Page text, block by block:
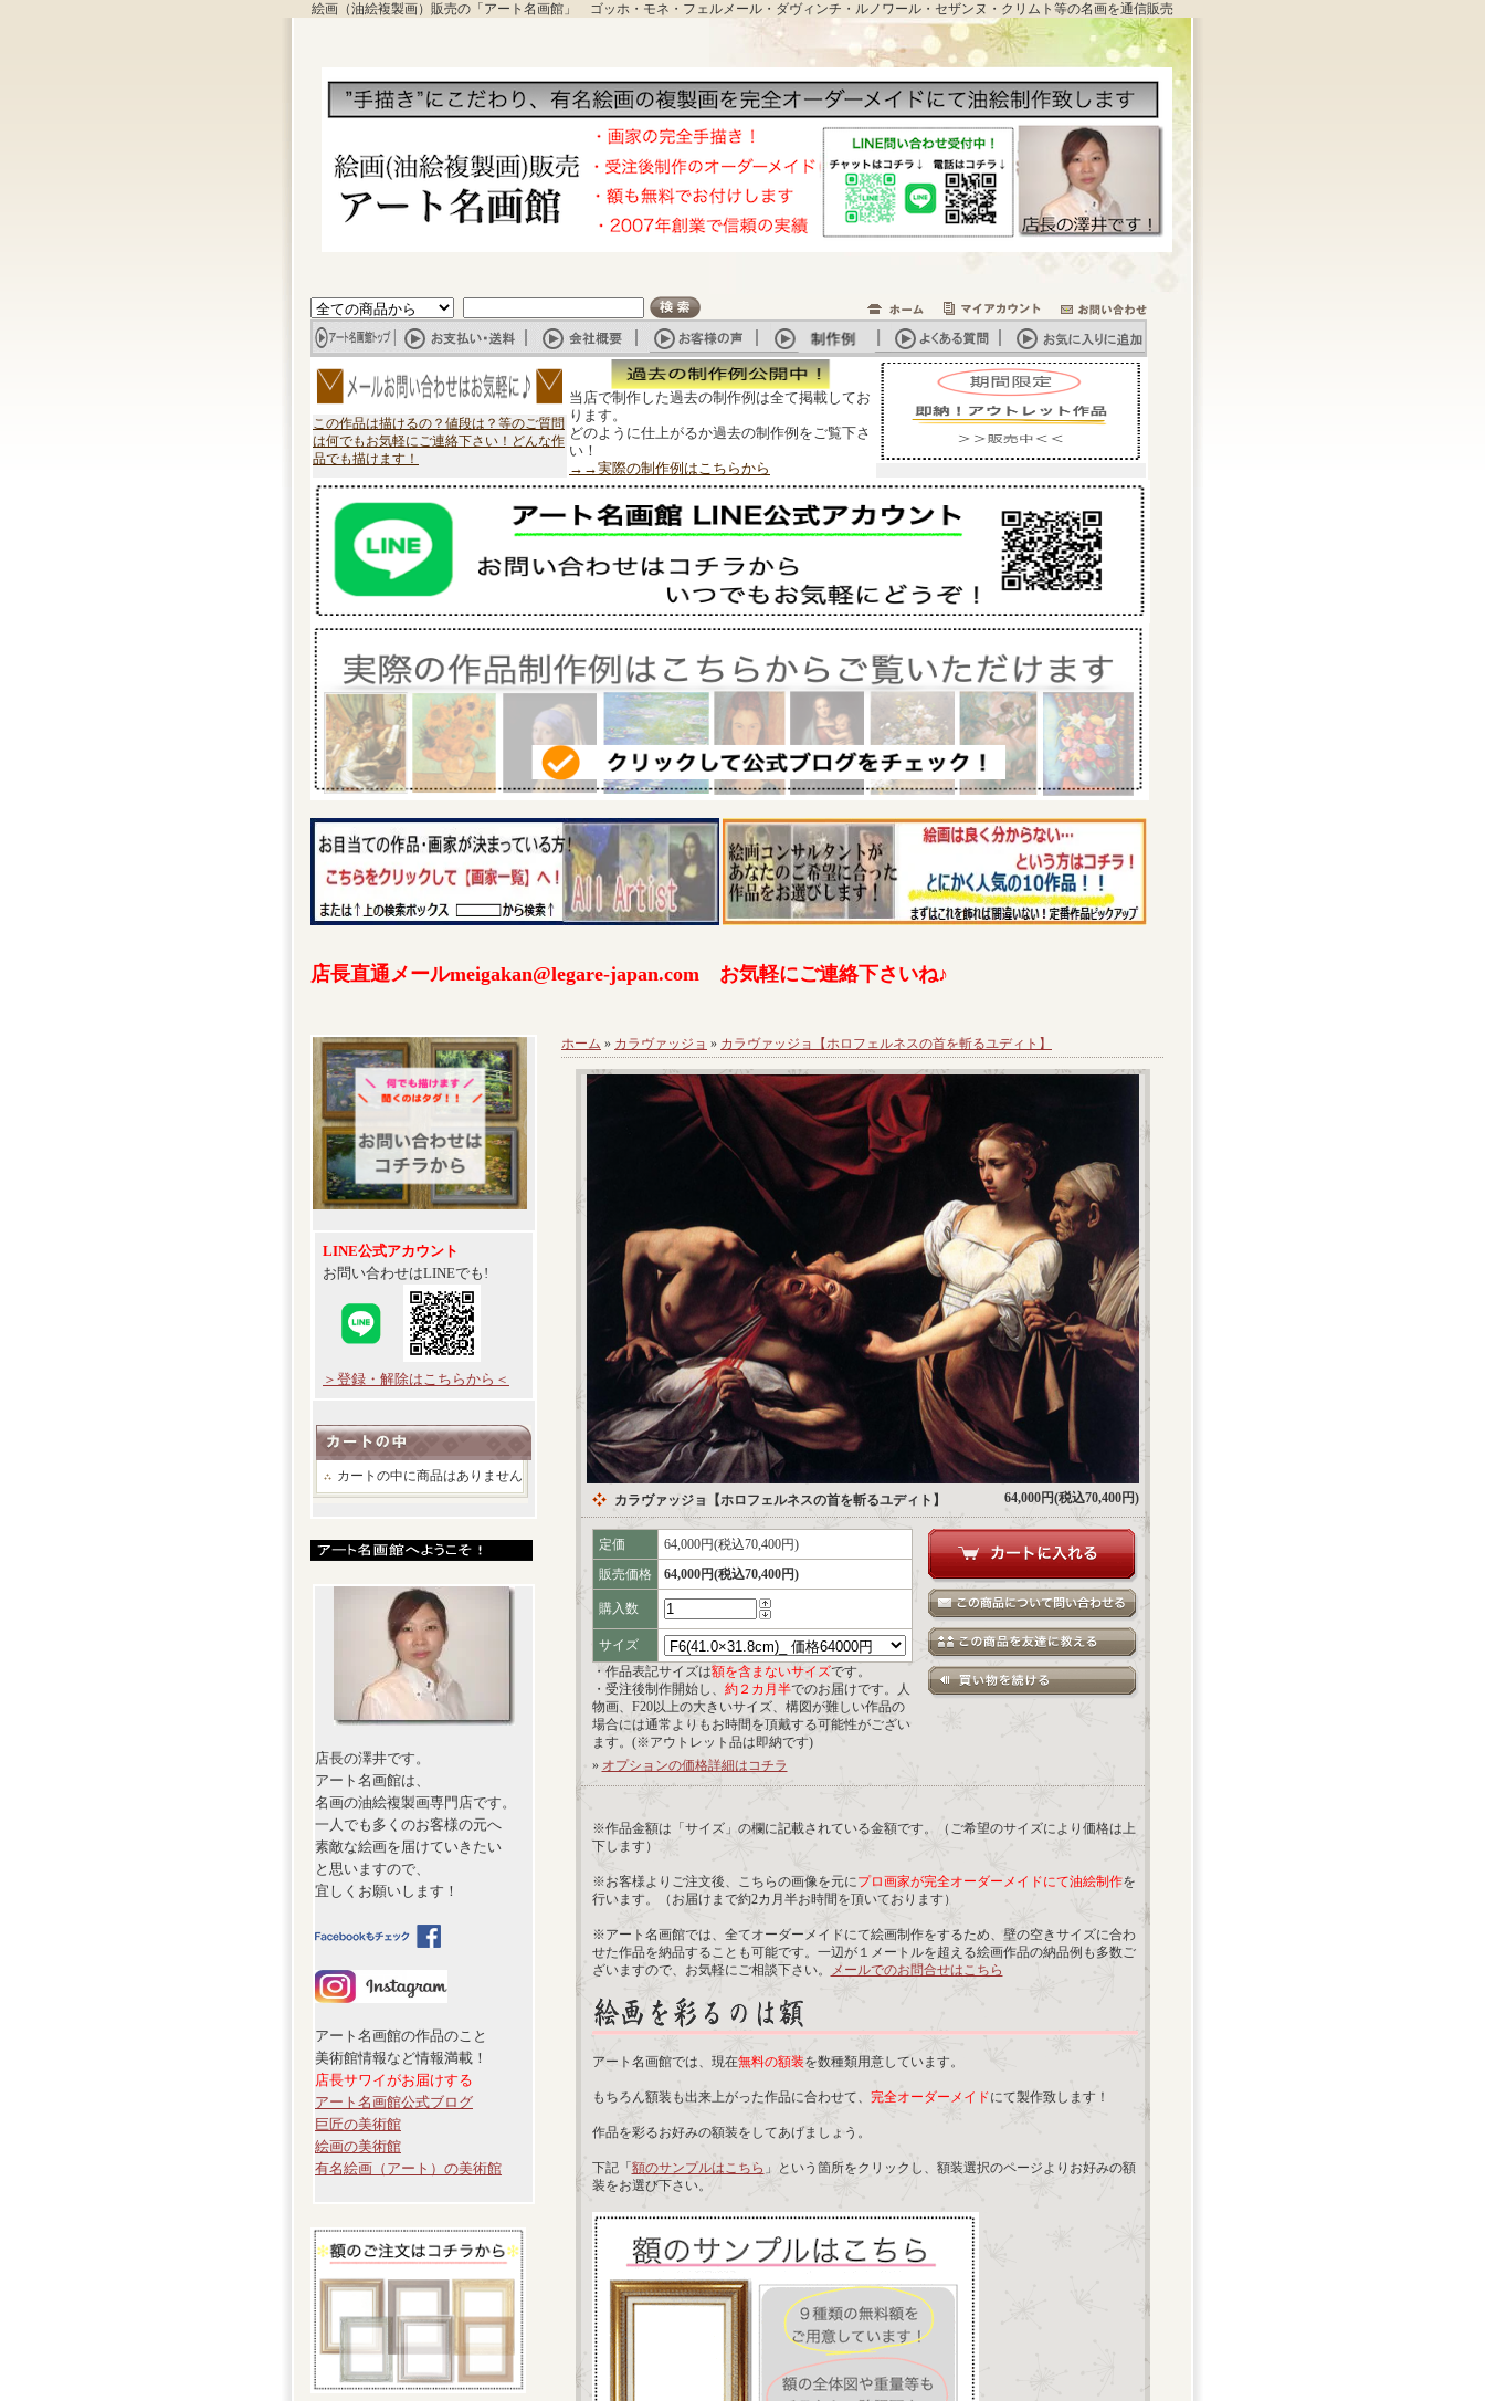
絵画（油絵複製画）販売の「アート名画館」 ゴッホ・モネ・フェルメール・ダヴィンチ・ルノワール・セザンヌ・クリムト等の名画を通信販売
この作品は描けるの？値段は？等のご質問
は何でもお気軽にご連絡下さい！どんな作
品でも描けます！
当店で制作した過去の制作例は全て掲載してお
ります。
どのように仕上がるか過去の制作例をご覧下さ
い！
→→実際の制作例はこちらから
店長直通メールmeigakan@legare-japan.com お気軽にご連絡下さいね♪
LINE公式アカウント
お問い合わせはLINEでも!
＞登録・解除はこちらから＜
カートの中に商品はありません
店長の澤井です。
アート名画館は、
名画の油絵複製画専門店です。
一人でも多くのお客様の元へ
素敵な絵画を届けていきたい
と思いますので、
宜しくお願いします！
アート名画館の作品のこと
美術館情報など情報満載！
店長サワイがお届けする
アート名画館公式ブログ
巨匠の美術館
絵画の美術館
有名絵画（アート）の美術館
ホーム » カラヴァッジョ » カラヴァッジョ【ホロフェルネスの首を斬るユディト】
カラヴァッジョ【ホロフェルネスの首を斬るユディト】 64,000円(税込70,400円)
定価
64,000円(税込70,400円)
販売価格
64,000円(税込70,400円)
購入数
サイズ
・作品表記サイズは額を含まないサイズです。
・受注後制作開始し、 約２カ月半でのお届けです。人
物画、F20以上の大きいサイズ、構図が難しい作品の
場合には通常よりもお時間を頂戴する可能性がござい
ます。(※アウトレット品は即納です)
» オプションの価格詳細はコチラ
※作品金額は「サイズ」の欄に記載されている金額です。（ご希望のサイズにより価格は上
下します）
※お客様よりご注文後、こちらの画像を元にプロ画家が完全オーダーメイドにて油絵制作を
行います。（お届けまで約2カ月半お時間を頂いております）
※アート名画館では、全てオーダーメイドにて絵画制作をするため、壁の空きサイズに合わ
せた作品を納品することも可能です。一辺が１メートルを超える絵画作品の納品例も多数ご
ざいますので、お気軽にご相談下さい。
メールでのお問合せはこちら
アート名画館では、現在無料の額装を数種類用意しています。
もちろん額装も出来上がった作品に合わせて、 完全オーダーメイドにて製作致します！
作品を彩るお好みの額装をしてあげましょう。
下記「 額のサンプルはこちら 」という箇所をクリックし、額装選択のページよりお好みの額
装をお選び下さい。